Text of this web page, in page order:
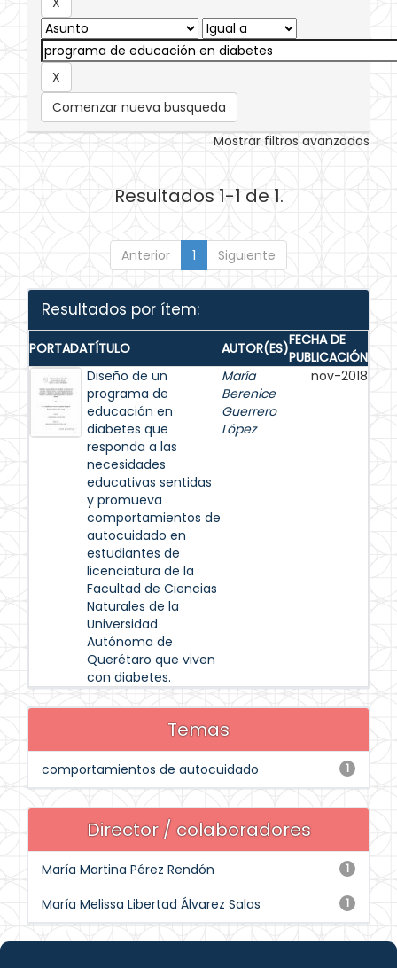
Comenzar nueva busqueda
Mostrar filtros avanzados
Resultados 1-1 de 1.
Anterior 1 Siguiente
Resultados por ítem:
PORTADATÍTULO AUTOR(ES)FECHA DE
PUBLICACIÓN
Diseño de un
programa de
educación en
diabetes que
responda a las
necesidades
educativas sentidas
y promueva
comportamientos de
autocuidado en
estudiantes de
licenciatura de la
Facultad de Ciencias
Naturales de la
Universidad
Autónoma de
Querétaro que viven
con diabetes.
María
Berenice
Guerrero
López
nov-2018
Temas
1
comportamientos de autocuidado
Director / colaboradores
1
María Martina Pérez Rendón
1
María Melissa Libertad Álvarez Salas